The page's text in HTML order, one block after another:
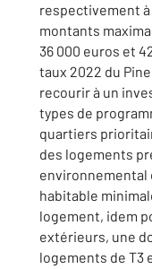
respectivement à
montants
36 000 euros et
taux 2022 du
recourir à un
types de
quartiers
des logements
environnemental
habitable
logement, idem
extérieurs, une
logements de T3